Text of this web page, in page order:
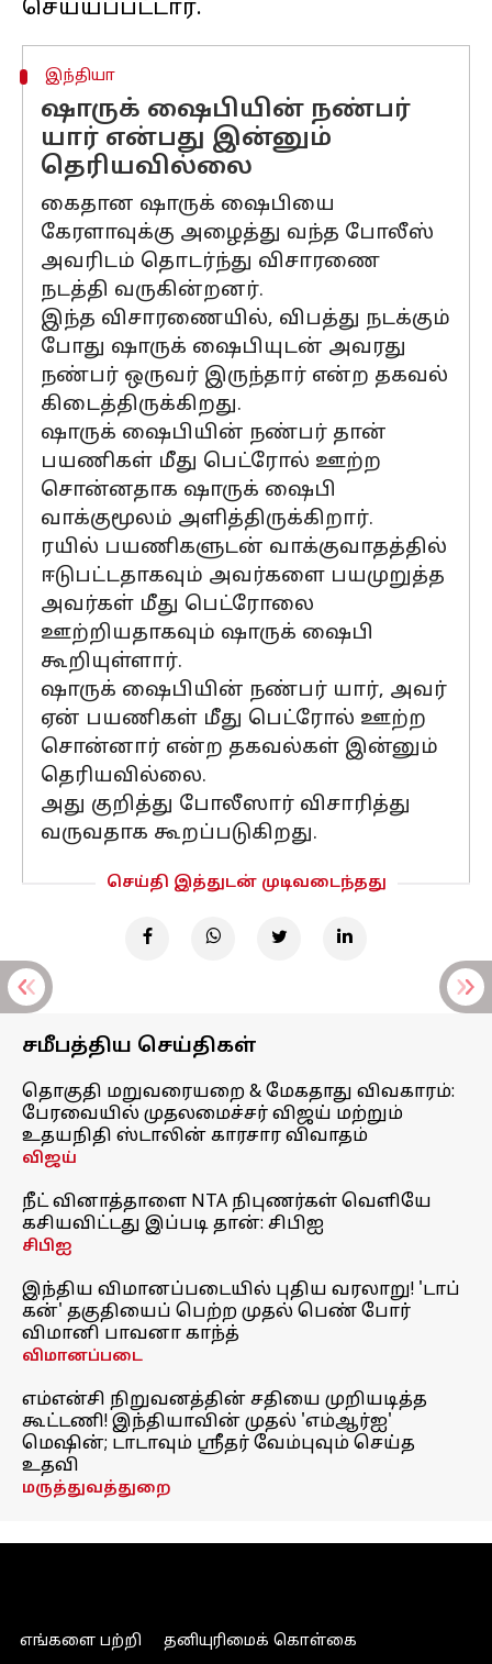
இந்தியா
ஷாருக் ஷைபியின் நண்பர்
யார் என்பது இன்னும்
தெரியவில்லை
கைதான ஷாருக் ஷைபியை
கேரளாவுக்கு அழைத்து வந்த போலீஸ்
அவரிடம் தொடர்ந்து விசாரணை
நடத்தி வருகின்றனர்.
இந்த விசாரணையில், விபத்து நடக்கும்
போது ஷாருக் ஷைபியுடன் அவரது
நண்பர் ஒருவர் இருந்தார் என்ற தகவல்
கிடைத்திருக்கிறது.
ஷாருக் ஷைபியின் நண்பர் தான்
பயணிகள் மீது பெட்ரோல் ஊற்ற
சொன்னதாக ஷாருக் ஷைபி
வாக்குமூலம் அளித்திருக்கிறார்.
ரயில் பயணிகளுடன் வாக்குவாதத்தில்
ஈடுபட்டதாகவும் அவர்களை பயமுறுத்த
அவர்கள் மீது பெட்ரோலை
ஊற்றியதாகவும் ஷாருக் ஷைபி
கூறியுள்ளார்.
ஷாருக் ஷைபியின் நண்பர் யார், அவர்
ஏன் பயணிகள் மீது பெட்ரோல் ஊற்ற
சொன்னார் என்ற தகவல்கள் இன்னும்
தெரியவில்லை.
அது குறித்து போலீஸார் விசாரித்து
வருவதாக கூறப்படுகிறது.
செய்தி இத்துடன் முடிவடைந்தது
சமீபத்திய செய்திகள்
தொகுதி மறுவரையறை & மேகதாது விவகாரம்:
பேரவையில் முதலமைச்சர் விஜய் மற்றும்
உதயநிதி ஸ்டாலின் காரசார விவாதம்
விஜய்
நீட் வினாத்தாளை NTA நிபுணர்கள் வெளியே
கசியவிட்டது இப்படி தான்: சிபிஐ
சிபிஐ
இந்திய விமானப்படையில் புதிய வரலாறு! 'டாப்
கன்' தகுதியைப் பெற்ற முதல் பெண் போர்
விமானி பாவனா காந்த்
விமானப்படை
எம்என்சி நிறுவனத்தின் சதியை முறியடித்த
கூட்டணி! இந்தியாவின் முதல் 'எம்ஆர்ஐ'
மெஷின்; டாடாவும் ஸ்ரீதர் வேம்புவும் செய்த
உதவி
மருத்துவத்துறை
எங்களை பற்றி தனியுரிமைக் கொள்கை